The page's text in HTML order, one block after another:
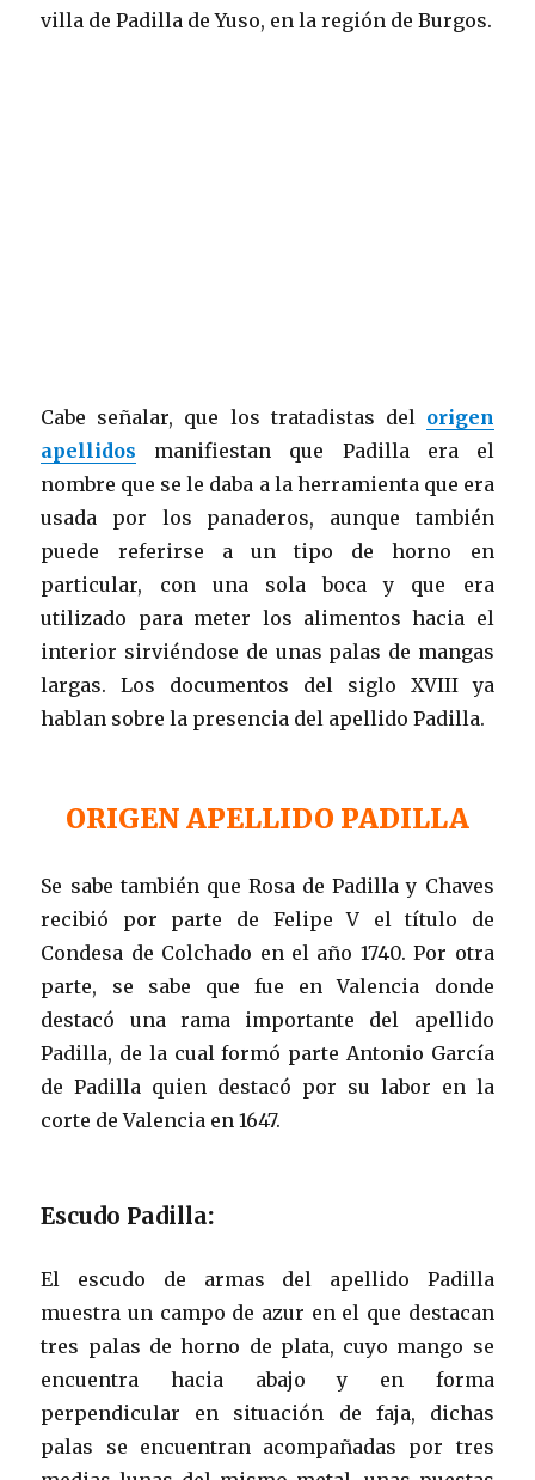
villa de Padilla de Yuso, en la región de Burgos.
Cabe señalar, que los tratadistas del origen
apellidos manifiestan que Padilla era el
nombre que se le daba a la herramienta que era
usada por los panaderos, aunque también
puede referirse a un tipo de horno en
particular, con una sola boca y que era
utilizado para meter los alimentos hacia el
interior sirviéndose de unas palas de mangas
largas. Los documentos del siglo XVIII ya
hablan sobre la presencia del apellido Padilla.
ORIGEN APELLIDO PADILLA
Se sabe también que Rosa de Padilla y Chaves
recibió por parte de Felipe V el título de
Condesa de Colchado en el año 1740. Por otra
parte, se sabe que fue en Valencia donde
destacó una rama importante del apellido
Padilla, de la cual formó parte Antonio García
de Padilla quien destacó por su labor en la
corte de Valencia en 1647.
Escudo Padilla:
El escudo de armas del apellido Padilla
muestra un campo de azur en el que destacan
tres palas de horno de plata, cuyo mango se
encuentra hacia abajo y en forma
perpendicular en situación de faja, dichas
palas se encuentran acompañadas por tres